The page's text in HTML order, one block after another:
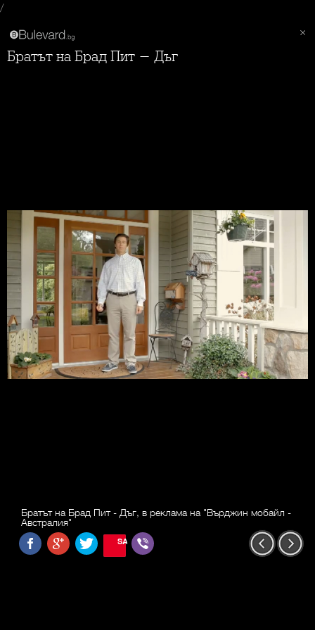
/
Братът на Брад Пит - Дъг
Братът на Брад Пит - Дъг, в реклама на "Върджин мобайл -
Австралия"
SAVE